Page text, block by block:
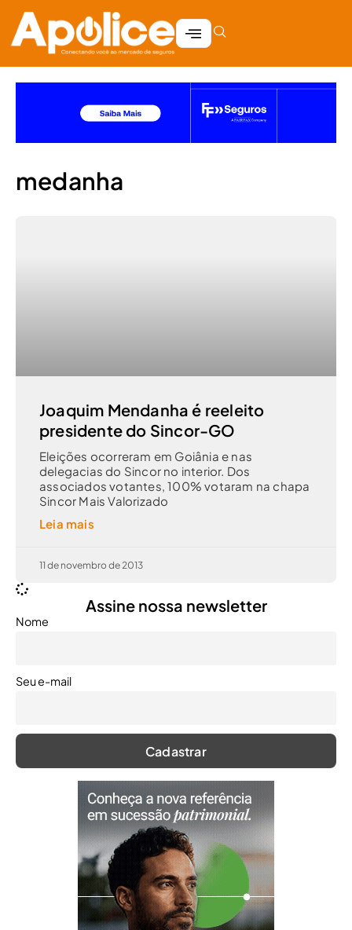
medanha
Joaquim Mendanha é reeleito
presidente do Sincor-GO
Eleições ocorreram em Goiânia e nas
delegacias do Sincor no interior. Dos
associados votantes, 100% votaram na chapa
Sincor Mais Valorizado
Leia mais
11 de novembro de 2013
Assine nossa newsletter
Nome
Seu e-mail